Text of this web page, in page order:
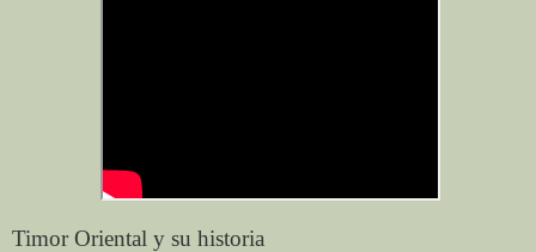
Timor Oriental y su historia